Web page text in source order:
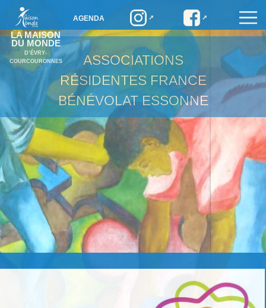
LA MAISON
DU MONDE
D’ÉVRY-
COURCOURONNES
AGENDA
ASSOCIATIONS
RÉSIDENTES FRANCE
BÉNÉVOLAT ESSONNE